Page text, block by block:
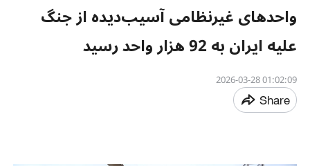
واحدهای غیرنظامی آسیب‌دیده از جنگ
علیه ایران به 92 هزار واحد رسید
01:02:09 2026-03-28
Share